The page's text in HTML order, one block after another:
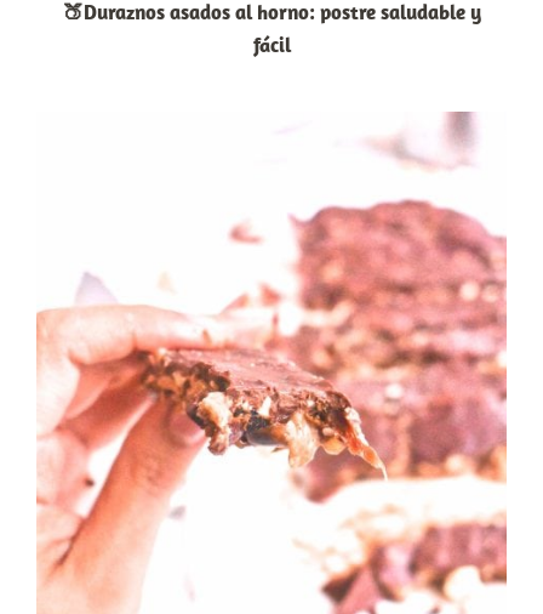
🍑Duraznos asados al horno: postre saludable y
fácil